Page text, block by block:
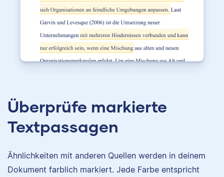
Überprüfe markierte
Textpassagen
Ähnlichkeiten mit anderen Quellen werden in deinem
Dokument farblich markiert. Jede Farbe entspricht